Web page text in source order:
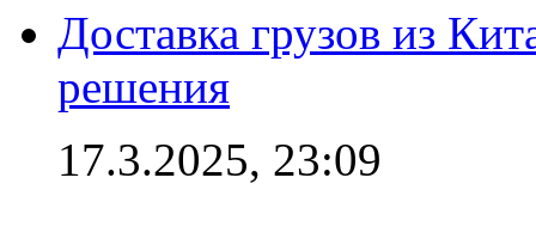
Доставка грузов из
решения
17.3.2025, 23:09